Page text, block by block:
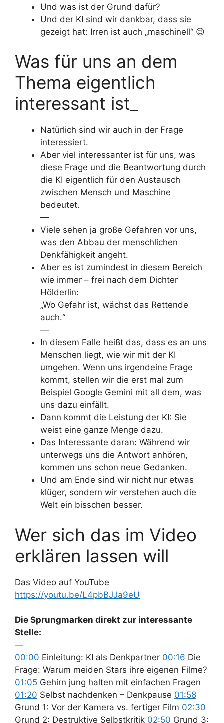
Und was ist der Grund dafür?
Und der KI sind wir dankbar, dass sie
gezeigt hat: Irren ist auch „maschinell“ 😉
Was für uns an dem
Thema eigentlich
interessant ist_
Natürlich sind wir auch in der Frage
interessiert.
Aber viel interessanter ist für uns, was
diese Frage und die Beantwortung durch
die KI eigentlich für den Austausch
zwischen Mensch und Maschine
bedeutet.
—
Viele sehen ja große Gefahren vor uns,
was den Abbau der menschlichen
Denkfähigkeit angeht.
Aber es ist zumindest in diesem Bereich
wie immer – frei nach dem Dichter
Hölderlin:
„Wo Gefahr ist, wächst das Rettende
auch.“
—
In diesem Falle heißt das, dass es an uns
Menschen liegt, wie wir mit der KI
umgehen. Wenn uns irgendeine Frage
kommt, stellen wir die erst mal zum
Beispiel Google Gemini mit all dem, was
uns dazu einfällt.
Dann kommt die Leistung der KI: Sie
weist eine ganze Menge dazu.
Das Interessante daran: Während wir
unterwegs uns die Antwort anhören,
kommen uns schon neue Gedanken.
Und am Ende sind wir nicht nur etwas
klüger, sondern wir verstehen auch die
Welt ein bisschen besser.
Wer sich das im Video
erklären lassen will
Das Video auf YouTube
https://youtu.be/L4pbBJJa9eU
Die Sprungmarken direkt zur interessante
Stelle:
—
00:00 Einleitung: KI als Denkpartner 00:16 Die
Frage: Warum meiden Stars ihre eigenen Filme?
01:05 Gehirn jung halten mit einfachen Fragen
01:20 Selbst nachdenken – Denkpause 01:58
Grund 1: Vor der Kamera vs. fertiger Film 02:30
Grund 2: Destruktive Selbstkritik 02:50 Grund 3: